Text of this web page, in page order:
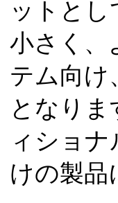
ットと
小さく、
テム向け
となり
ィショ
けの製品